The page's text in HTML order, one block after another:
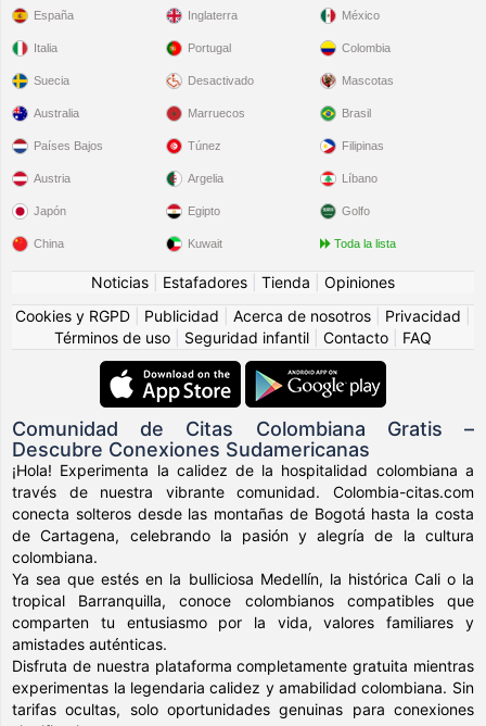
España
Italia
Suecia
Inglaterra
Portugal
Desactivado
México
Colombia
Mascotas
Australia
Países Bajos
Austria
Japón
China
Marruecos
Túnez
Argelia
Egipto
Kuwait
Brasil
Filipinas
Líbano
Golfo
Toda la lista
Noticias Estafadores Tienda
Opiniones
Cookies y RGPD
Publicidad Acerca de nosotros Privacidad
Términos de uso
Seguridad infantil Contacto FAQ
Comunidad de Citas Colombiana Gratis –
Descubre Conexiones Sudamericanas
¡Hola! Experimenta la calidez de la hospitalidad colombiana a
través de nuestra vibrante comunidad. Colombia-citas.com
conecta solteros desde las montañas de Bogotá hasta la costa
de Cartagena, celebrando la pasión y alegría de la cultura
colombiana.
Ya sea que estés en la bulliciosa Medellín, la histórica Cali o la
tropical Barranquilla, conoce colombianos compatibles que
comparten tu entusiasmo por la vida, valores familiares y
amistades auténticas.
Disfruta de nuestra plataforma completamente gratuita mientras
experimentas la legendaria calidez y amabilidad colombiana. Sin
tarifas ocultas, solo oportunidades genuinas para conexiones